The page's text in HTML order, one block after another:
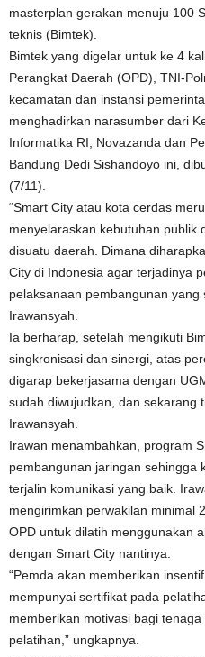
masterplan gerakan menuju 100
teknis (Bimtek).
Bimtek yang digelar untuk ke 4
Perangkat Daerah (OPD), TNI-
kecamatan dan instansi
menghadirkan narasumber dari
Informatika RI, Novazanda dan
Bandung Dedi Sishandoyo ini,
(7/11).
“Smart City atau kota cerdas
menyelaraskan kebutuhan publik
disuatu daerah. Dimana
City di Indonesia agar terjadinya
pelaksanaan pembangunan yang
Irawansyah.
Ia berharap, setelah mengikuti
singkronisasi dan sinergi, atas
digarap bekerjasama dengan
sudah diwujudkan, dan sekarang
Irawansyah.
Irawan menambahkan, program
pembangunan jaringan sehingga
terjalin komunikasi yang baik.
mengirimkan perwakilan minimal
OPD untuk dilatih menggunakan
dengan Smart City nantinya.
“Pemda akan memberikan
mempunyai sertifikat pada
memberikan motivasi bagi
pelatihan,” ungkapnya.